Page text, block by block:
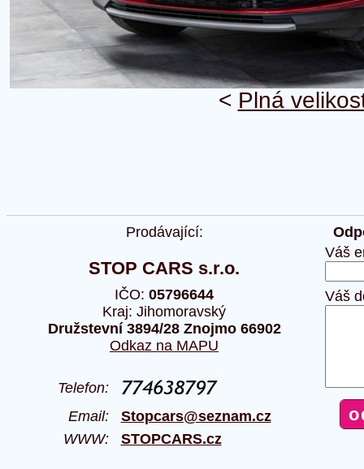
< Plná
Prodávající:
STOP CARS s.r.o.
IČO: 05796644
Kraj: Jihomoravský
Družstevní 3894/28 Znojmo 66902
Odkaz na MAPU
Telefon:
Email: Stopcars@seznam.cz
WWW: STOPCARS.cz
Váš
Váš